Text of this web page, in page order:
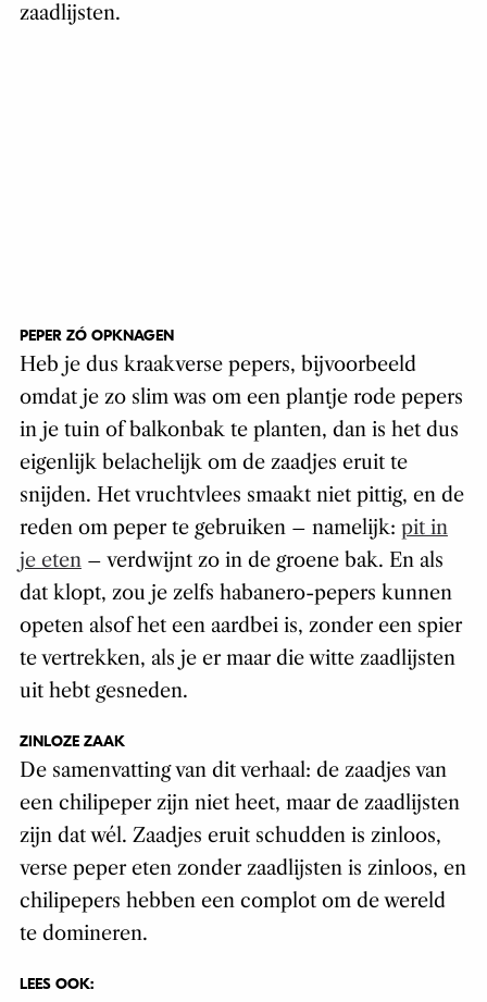
zaadlijsten.
PEPER ZÓ OPKNAGEN
Heb je dus kraakverse pepers, bijvoorbeeld
omdat je zo slim was om een plantje rode pepers
in je tuin of balkonbak te planten, dan is het dus
eigenlijk belachelijk om de zaadjes eruit te
snijden. Het vruchtvlees smaakt niet pittig, en de
reden om peper te gebruiken – namelijk: pit in
je eten– verdwijnt zo in de groene bak. En als
dat klopt, zou je zelfs habanero-pepers kunnen
opeten alsof het een aardbei is, zonder een spier
te vertrekken, als je er maar die witte zaadlijsten
uit hebt gesneden.
ZINLOZE ZAAK
De samenvatting van dit verhaal: de zaadjes van
een chilipeper zijn niet heet, maar de zaadlijsten
zijn dat wél. Zaadjes eruit schudden is zinloos,
verse peper eten zonder zaadlijsten is zinloos, en
chilipepers hebben een complot om de wereld
te domineren.
LEES OOK: